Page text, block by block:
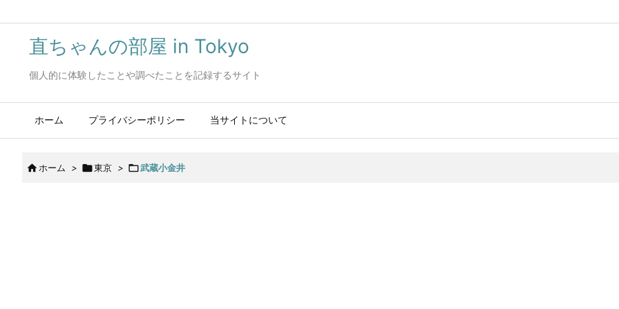
直ちゃんの部屋 in Tokyo
個人的に体験したことや調べたことを記録するサイト
ホーム プライバシーポリシー 当サイトについて
 ホーム > 東京 > 武蔵小金井